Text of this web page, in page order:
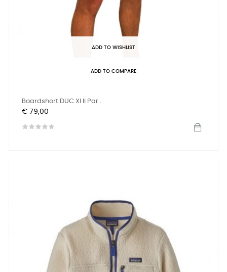
ADD TO WISHLIST
ADD TO COMPARE
Boardshort DUC XI II Par...
Prijs
€ 79,00